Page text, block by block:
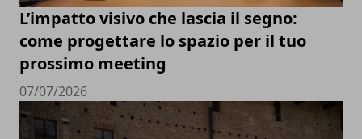
L’impatto visivo che lascia il segno:
come progettare lo spazio per il tuo
prossimo meeting
07/07/2026